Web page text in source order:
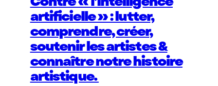
artificielle » : lutter,
comprendre, créer,
soutenir les artistes &
connaître notre histoire
artistique.